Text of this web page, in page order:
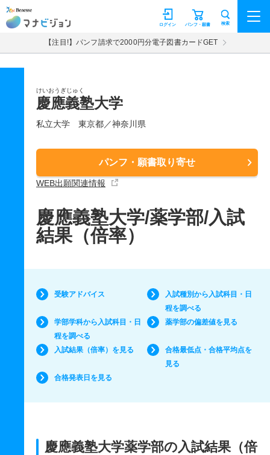
マナビジョン パンフ・願書
ログイン 検索
【注目!】パンフ請求で2000円分電子図書カードGET
けいおうぎじゅく
慶應義塾大学
私立大学 東京都／神奈川県
パンフ・願書取り寄せ
WEB出願関連情報
慶應義塾大学/薬学部/入試
結果（倍率）
受験アドバイス
入試種別から入試科目・日
程を調べる
学部学科から入試科目・日
程を調べる
薬学部の偏差値を見る
入試結果（倍率）を見る
合格最低点・合格平均点を
見る
合格発表日を見る
慶應義塾大学薬学部の入試結果（倍